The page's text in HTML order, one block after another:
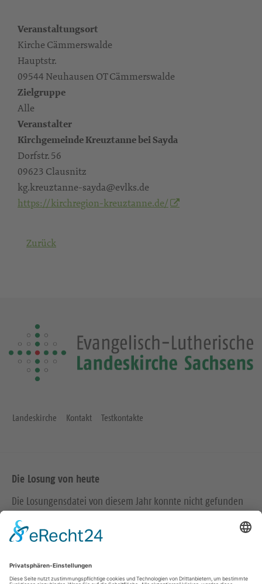
Veranstaltungsort
Kirche Cämmerswalde
Hauptstr.
09544 Neuhausen OT Cämmerswalde
Zielgruppe
Alle
Veranstalter
Kirchgemeinde Kreuztanne bei Sayda
Dorfstr. 56
09623 Clausnitz
kg.kreuztanne-sayda@evlks.de
https://kirchregion-kreuztanne.de/
Zurück
Landeskirche Kontakt Testkontakte
Die Losung von heute
Die Losungensdatei von diesem Jahr konnte nicht gefunden
werden. Wie das Problem gelöst werden kann, können Sie
hiernachlesen.
Wir in den sozialen Medien